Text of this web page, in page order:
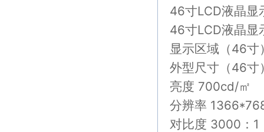
46寸LCD液晶显
46寸LCD液晶显
显示区域（46
外型尺寸（46寸
亮度 700cd/㎡
分辨率
对比度 3000：1